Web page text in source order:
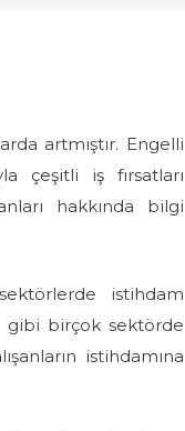
artmıştır. Engelli
çeşitli iş fırsatları
hakkında bilgi
istihdam
gibi birçok sektörde
istihdamına